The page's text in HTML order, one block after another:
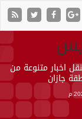
اخبار متنوعة من
جازان